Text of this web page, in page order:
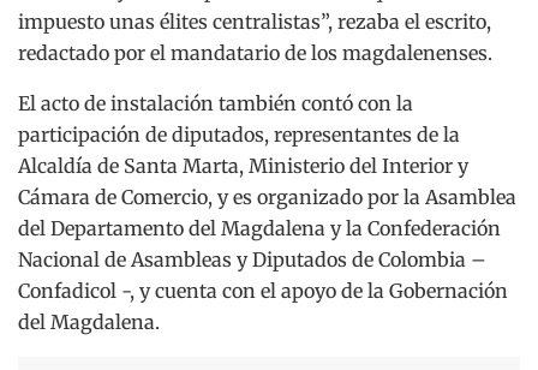
impuesto unas élites centralistas”, rezaba el escrito,
redactado por el mandatario de los magdalenenses.
El acto de instalación también contó con la
participación de diputados, representantes de la
Alcaldía de Santa Marta, Ministerio del Interior y
Cámara de Comercio, y es organizado por la Asamblea
del Departamento del Magdalena y la Confederación
Nacional de Asambleas y Diputados de Colombia –
Confadicol -, y cuenta con el apoyo de la Gobernación
del Magdalena.